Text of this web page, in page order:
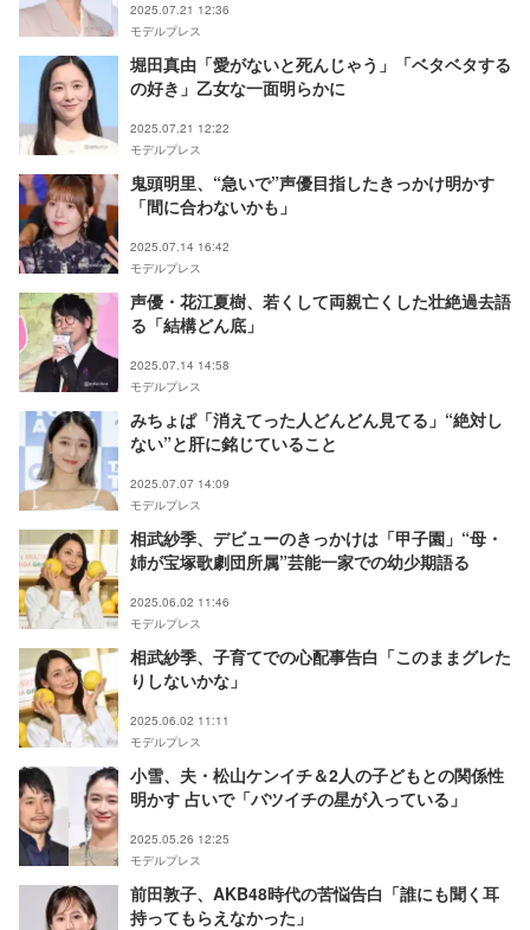
2025.07.21 12:36
モデルプレス
堀田真由「愛がないと死んじゃう」「ベタベタする
の好き」乙女な一面明らかに
2025.07.21 12:22
モデルプレス
鬼頭明里、“急いで”声優目指したきっかけ明かす
「間に合わないかも」
2025.07.14 16:42
モデルプレス
声優・花江夏樹、若くして両親亡くした壮絶過去語
る「結構どん底」
2025.07.14 14:58
モデルプレス
みちょぱ「消えてった人どんどん見てる」“絶対し
ない”と肝に銘じていること
2025.07.07 14:09
モデルプレス
相武紗季、デビューのきっかけは「甲子園」“母・
姉が宝塚歌劇団所属”芸能一家での幼少期語る
2025.06.02 11:46
モデルプレス
相武紗季、子育てでの心配事告白「このままグレた
りしないかな」
2025.06.02 11:11
モデルプレス
小雪、夫・松山ケンイチ＆2人の子どもとの関係性
明かす 占いで「バツイチの星が入っている」
2025.05.26 12:25
モデルプレス
前田敦子、AKB48時代の苦悩告白「誰にも聞く耳
持ってもらえなかった」